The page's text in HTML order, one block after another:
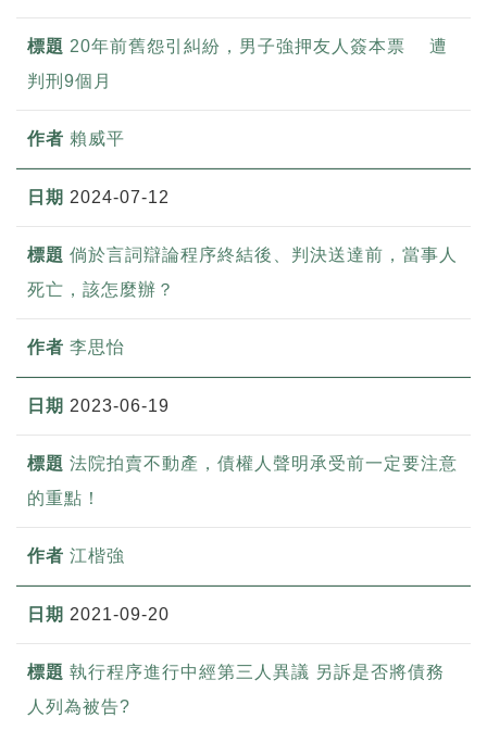
20年前舊怨引糾紛，男子強押友人簽本票 遭
判刑9個月
賴威平
2024-07-12
倘於言詞辯論程序終結後、判決送達前，當事人
死亡，該怎麼辦？
李思怡
2023-06-19
法院拍賣不動產，債權人聲明承受前一定要注意
的重點！
江楷強
2021-09-20
執行程序進行中經第三人異議 另訴是否將債務
人列為被告?